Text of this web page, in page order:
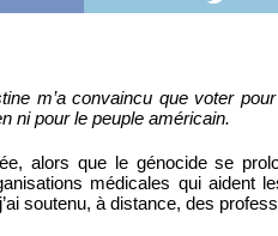
m’a convaincu que voter
ni pour le peuple américain.
alors que le génocide se
médicales qui aident
soutenu, à distance, des